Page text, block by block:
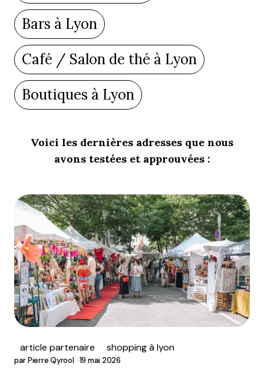
Bars à Lyon
Café / Salon de thé à Lyon
Boutiques à Lyon
Voici les dernières adresses que nous
avons testées et approuvées :
article partenaire shopping à lyon
parPierre Qyrool 19 mai 2026